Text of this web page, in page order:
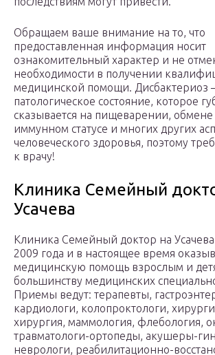
Обращаем ваше внимание на то, что
предоставленная информация носит
ознакомительный характер и не
необходимости в получении
медицинской помощи. Дисбактериоз
патологическое состояние, которое
сказывается на пищеварении, обмене
иммунном статусе и многих других
человеческого здоровья, поэтому
к врачу!
Клиника Семейный
Усачева
Клиника Семейный доктор на Усачева
2009 года и в настоящее время
медицинскую помощь взрослым и
большинству медицинских
Приемы ведут: терапевты,
кардиологи, колопроктологи,
хирургия, маммология, флебология,
травматологи-ортопеды, акушеры-
неврологи, реабилитационно-